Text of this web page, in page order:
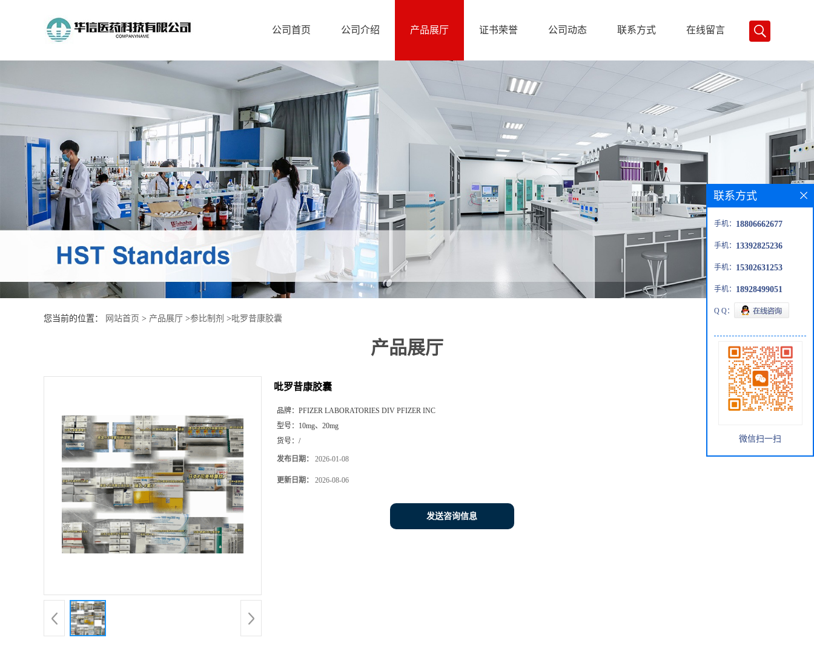
页
司
介
公司首页 公司介绍 产品展厅 证书荣誉 公司动态 联系方式 在线留言
您当前的位置： 网站首页 > 产品展厅 >参比制剂 >吡罗昔康胶囊
产品展厅
吡罗昔康胶囊
品牌： PFIZER LABORATORIES DIV PFIZER INC
型号： 10mg、20mg
货号： /
发布日期： 2026-01-08
更新日期： 2026-08-06
发送咨询信息
联系方式
手机： 18806662677
手机： 13392825236
手机： 15302631253
手机： 18928499051
Q Q：
微信扫一扫